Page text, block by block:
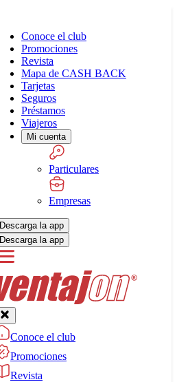
Conoce el club
Promociones
Revista
Mapa de CASH BACK
Tarjetas
Seguros
Préstamos
Viajeros
Mi cuenta
Particulares
Empresas
Descarga la app
Descarga la app
Conoce el club
Promociones
Revista